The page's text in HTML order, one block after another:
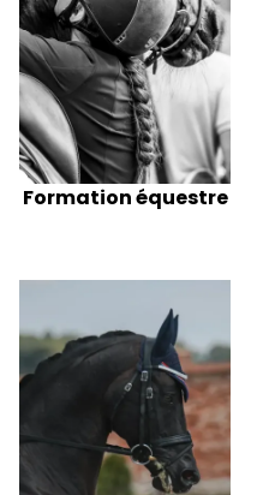
Formation équestre